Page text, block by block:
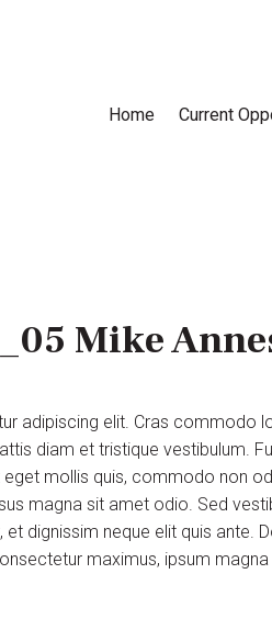
Home Current
Mike
adipiscing elit. Cras commodo
diam et tristique vestibulum.
mollis quis, commodo non
magna sit amet odio. Sed
dignissim neque elit quis ante.
maximus, ipsum